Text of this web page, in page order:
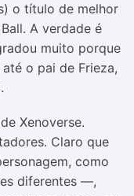
o título de melhor
A verdade é
muito porque
o pai de Frieza,
Xenoverse.
Claro que
como
diferentes —,